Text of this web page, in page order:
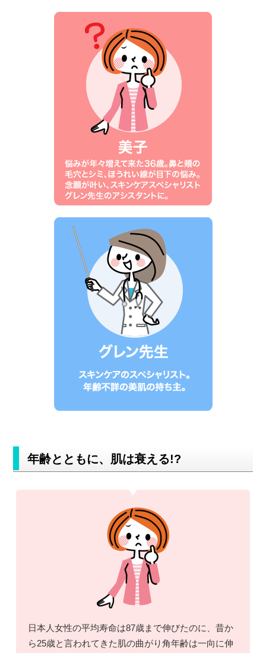
年齢とともに、肌は衰える!?
日本人女性の平均寿命は87歳まで伸びたのに、昔か
ら25歳と言われてきた肌の曲がり角年齢は一向に伸